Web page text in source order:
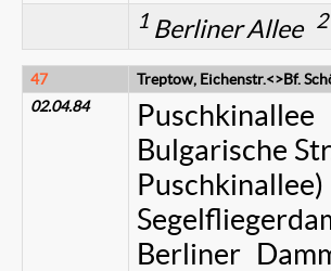
1 Berliner Allee 2
47
Treptow, Eichenstr.<>Bf.
02.04.84
Bulgarische
Berliner